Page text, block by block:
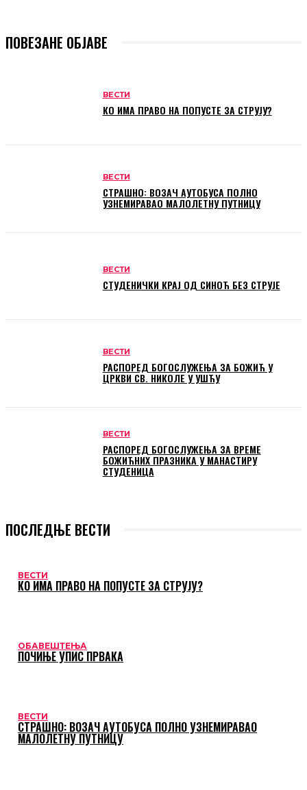
ПОВЕЗАНЕ ОБЈАВЕ
ВЕСТИ
КО ИМА ПРАВО НА ПОПУСТЕ ЗА СТРУЈУ?
ВЕСТИ
СТРАШНО: ВОЗАЧ АУТОБУСА ПОЛНО
УЗНЕМИРАВАО МАЛОЛЕТНУ ПУТНИЦУ
ВЕСТИ
СТУДЕНИЧКИ КРАЈ ОД СИНОЋ БЕЗ СТРУЈЕ
ВЕСТИ
РАСПОРЕД БОГОСЛУЖЕЊА ЗА БОЖИЋ У
ЦРКВИ СВ. НИКОЛЕ У УШЋУ
ВЕСТИ
РАСПОРЕД БОГОСЛУЖЕЊА ЗА ВРЕМЕ
БОЖИЋНИХ ПРАЗНИКА У МАНАСТИРУ
СТУДЕНИЦА
ПОСЛЕДЊЕ ВЕСТИ
ВЕСТИ
КО ИМА ПРАВО НА ПОПУСТЕ ЗА СТРУЈУ?
ОБАВЕШТЕЊА
ПОЧИЊЕ УПИС ПРВАКА
ВЕСТИ
СТРАШНО: ВОЗАЧ АУТОБУСА ПОЛНО УЗНЕМИРАВАО
МАЛОЛЕТНУ ПУТНИЦУ